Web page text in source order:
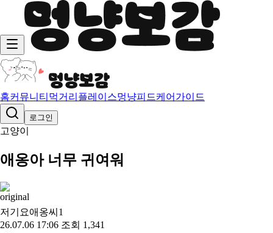
홈커뮤니티 먹거리 플레이스멍냥피드케어가이드
로그인
고양이
애옹아 너무 귀여워
저기요애옹씨 1
26.07.06 17:06 조회 1,341